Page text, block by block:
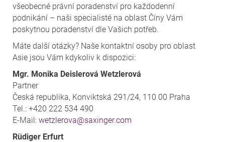
všeobecné právní poradenství pro každodenní
podnikání – naši specialisté na oblast Číny Vám
poskytnou poradenství dle Vašich potřeb.
Máte další otázky? Naše kontaktní osoby pro oblast
Asie jsou Vám kdykoliv k dispozici:
Mgr. Monika Deislerová Wetzlerová
Partner
Česká republika, Konviktská 291/24, 110 00 Praha
Tel.: +420 222 534 490
E-Mail: wetzlerova@saxinger.com
Rüdiger Erfurt